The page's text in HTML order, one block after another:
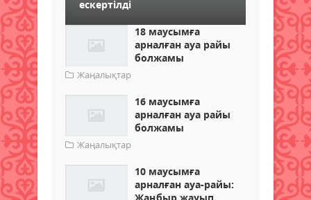
ескертілді
18 маусымға
арналған ауа райы
болжамы
Жаңалықтар
16 маусымға
арналған ауа райы
болжамы
Жаңалықтар
10 маусымға
арналған ауа-райы: